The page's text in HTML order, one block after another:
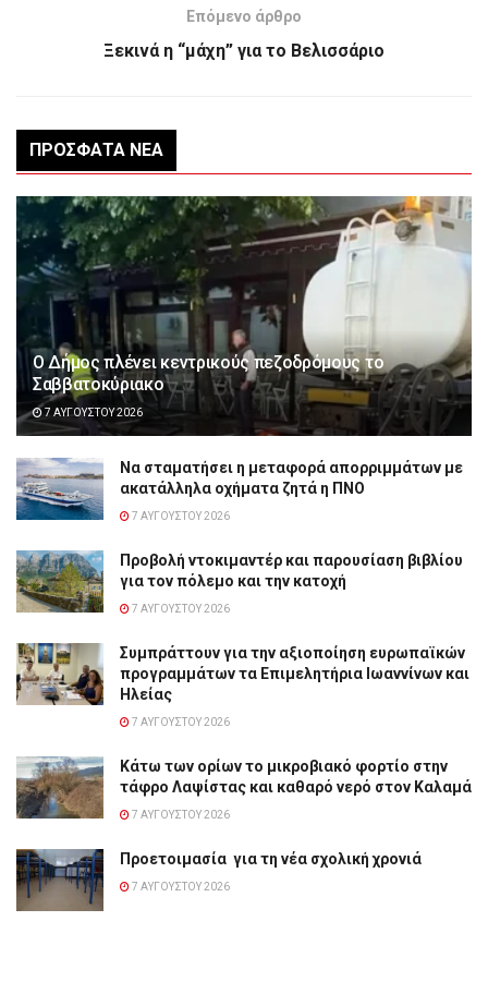
Επόμενο άρθρο
Ξεκινά η “μάχη” για το Βελισσάριο
ΠΡΌΣΦΑΤΑ ΝΈΑ
Ο Δήμος πλένει κεντρικούς πεζοδρόμους το
Σαββατοκύριακο
7 ΑΥΓΟΎΣΤΟΥ 2026
Να σταματήσει η μεταφορά απορριμμάτων με
ακατάλληλα οχήματα ζητά η ΠΝΟ
7 ΑΥΓΟΎΣΤΟΥ 2026
Προβολή ντοκιμαντέρ και παρουσίαση βιβλίου
για τον πόλεμο και την κατοχή
7 ΑΥΓΟΎΣΤΟΥ 2026
Συμπράττουν για την αξιοποίηση ευρωπαϊκών
προγραμμάτων τα Επιμελητήρια Ιωαννίνων και
Ηλείας
7 ΑΥΓΟΎΣΤΟΥ 2026
Κάτω των ορίων το μικροβιακό φορτίο στην
τάφρο Λαψίστας και καθαρό νερό στον Καλαμά
7 ΑΥΓΟΎΣΤΟΥ 2026
Προετοιμασία για τη νέα σχολική χρονιά
7 ΑΥΓΟΎΣΤΟΥ 2026